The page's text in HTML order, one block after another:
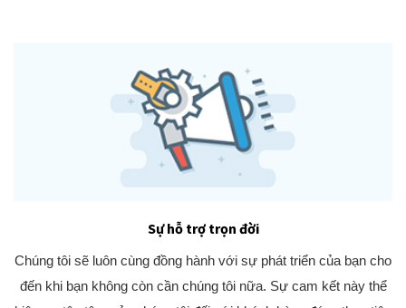
Sự hỗ trợ trọn đời
Chúng tôi sẽ luôn cùng đồng hành với sự phát triển của bạn cho
đến khi bạn không còn cần chúng tôi nữa. Sự cam kết này thể